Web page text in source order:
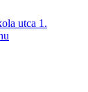
utca 1.